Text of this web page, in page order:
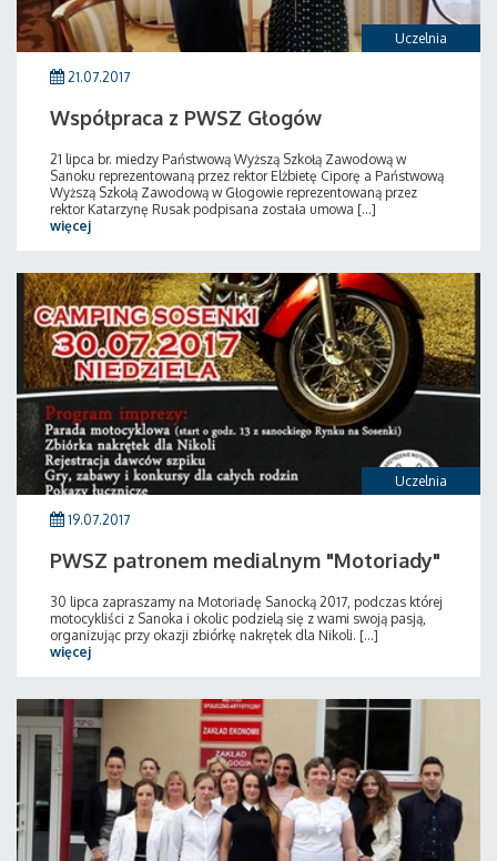
Uczelnia
21.07.2017
Współpraca z PWSZ Głogów
21 lipca br. miedzy Państwową Wyższą Szkołą Zawodową w
Sanoku reprezentowaną przez rektor Elżbietę Ciporę a Państwową
Wyższą Szkołą Zawodową w Głogowie reprezentowaną przez
rektor Katarzynę Rusak podpisana została umowa [...]
więcej
Uczelnia
19.07.2017
PWSZ patronem medialnym "Motoriady"
30 lipca zapraszamy na Motoriadę Sanocką 2017, podczas której
motocykliści z Sanoka i okolic podzielą się z wami swoją pasją,
organizując przy okazji zbiórkę nakrętek dla Nikoli. [...]
więcej